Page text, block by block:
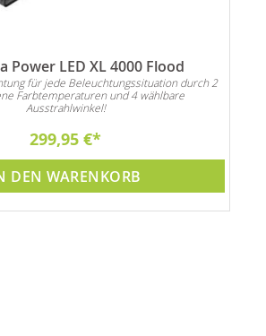
Power LED XL 4000 Flood
für jede Beleuchtungssituation durch 2
Farbtemperaturen und 4 wählbare
Ausstrahlwinkel!
299,95 €
DEN WARENKORB